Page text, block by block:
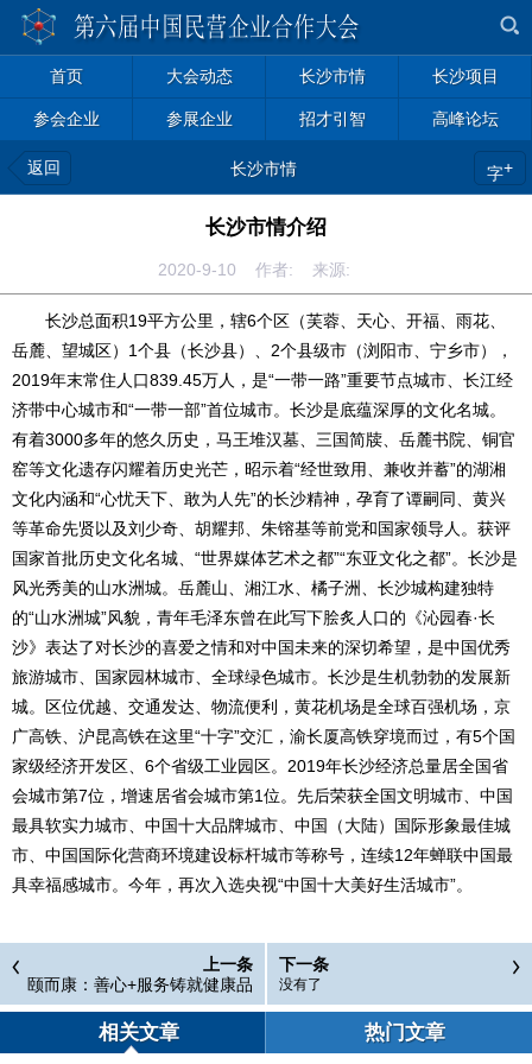
首页 大会动态 长沙市情 长沙项目
参会企业 参展企业 招才引智 高峰论坛
返回 长沙市情 字+
长沙市情介绍
2020-9-10 作者: 来源:
长沙总面积19平方公里，辖6个区（芙蓉、天心、开福、雨花、
岳麓、望城区）1个县（长沙县）、2个县级市（浏阳市、宁乡市），
2019年末常住人口839.45万人，是“一带一路”重要节点城市、长江经
济带中心城市和“一带一部”首位城市。长沙是底蕴深厚的文化名城。
有着3000多年的悠久历史，马王堆汉墓、三国简牍、岳麓书院、铜官
窑等文化遗存闪耀着历史光芒，昭示着“经世致用、兼收并蓄”的湖湘
文化内涵和“心忧天下、敢为人先”的长沙精神，孕育了谭嗣同、黄兴
等革命先贤以及刘少奇、胡耀邦、朱镕基等前党和国家领导人。获评
国家首批历史文化名城、“世界媒体艺术之都”“东亚文化之都”。长沙是
风光秀美的山水洲城。岳麓山、湘江水、橘子洲、长沙城构建独特
的“山水洲城”风貌，青年毛泽东曾在此写下脍炙人口的《沁园春·长
沙》表达了对长沙的喜爱之情和对中国未来的深切希望，是中国优秀
旅游城市、国家园林城市、全球绿色城市。长沙是生机勃勃的发展新
城。区位优越、交通发达、物流便利，黄花机场是全球百强机场，京
广高铁、沪昆高铁在这里“十字”交汇，渝长厦高铁穿境而过，有5个国
家级经济开发区、6个省级工业园区。2019年长沙经济总量居全国省
会城市第7位，增速居省会城市第1位。先后荣获全国文明城市、中国
最具软实力城市、中国十大品牌城市、中国（大陆）国际形象最佳城
市、中国国际化营商环境建设标杆城市等称号，连续12年蝉联中国最
具幸福感城市。今年，再次入选央视“中国十大美好生活城市”。
上一条
颐而康：善心+服务铸就健康品
牌
下一条
没有了
相关文章 热门文章